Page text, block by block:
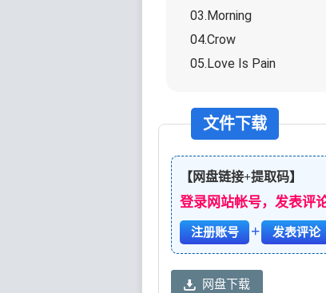
03.Morning
04.Crow
05.Love Is Pain
文件下载
【网盘链接+提取码】
登录网站帐号，发表评
注册账号 + 发表评论
网盘下载